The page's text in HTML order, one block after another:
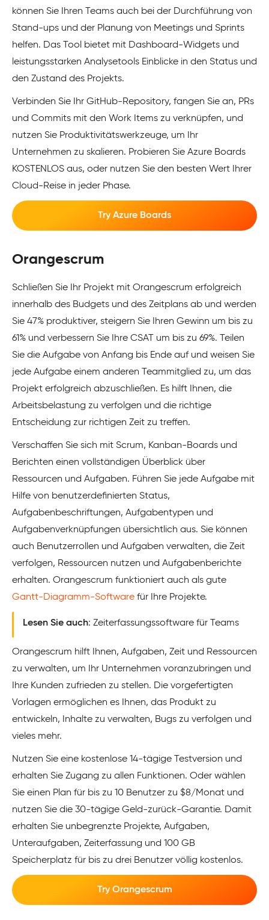
können Sie Ihren Teams auch bei der Durchführung von
Stand-ups und der Planung von Meetings und Sprints
helfen. Das Tool bietet mit Dashboard-Widgets und
leistungsstarken Analysetools Einblicke in den Status und
den Zustand des Projekts.
Verbinden Sie Ihr GitHub-Repository, fangen Sie an, PRs
und Commits mit den Work Items zu verknüpfen, und
nutzen Sie Produktivitätswerkzeuge, um Ihr
Unternehmen zu skalieren. Probieren Sie Azure Boards
KOSTENLOS aus, oder nutzen Sie den besten Wert Ihrer
Cloud-Reise in jeder Phase.
Try Azure Boards
Orangescrum
Schließen Sie Ihr Projekt mit Orangescrum erfolgreich
innerhalb des Budgets und des Zeitplans ab und werden
Sie 47% produktiver, steigern Sie Ihren Gewinn um bis zu
61% und verbessern Sie Ihre CSAT um bis zu 69%. Teilen
Sie die Aufgabe von Anfang bis Ende auf und weisen Sie
jede Aufgabe einem anderen Teammitglied zu, um das
Projekt erfolgreich abzuschließen. Es hilft Ihnen, die
Arbeitsbelastung zu verfolgen und die richtige
Entscheidung zur richtigen Zeit zu treffen.
Verschaffen Sie sich mit Scrum, Kanban-Boards und
Berichten einen vollständigen Überblick über
Ressourcen und Aufgaben. Führen Sie jede Aufgabe mit
Hilfe von benutzerdefinierten Status,
Aufgabenbeschriftungen, Aufgabentypen und
Aufgabenverknüpfungen übersichtlich aus. Sie können
auch Benutzerrollen und Aufgaben verwalten, die Zeit
verfolgen, Ressourcen nutzen und Aufgabenberichte
erhalten. Orangescrum funktioniert auch als gute
Gantt-Diagramm-Software für Ihre Projekte.
Lesen Sie auch: Zeiterfassungssoftware für Teams
Orangescrum hilft Ihnen, Aufgaben, Zeit und Ressourcen
zu verwalten, um Ihr Unternehmen voranzubringen und
Ihre Kunden zufrieden zu stellen. Die vorgefertigten
Vorlagen ermöglichen es Ihnen, das Produkt zu
entwickeln, Inhalte zu verwalten, Bugs zu verfolgen und
vieles mehr.
Nutzen Sie eine kostenlose 14-tägige Testversion und
erhalten Sie Zugang zu allen Funktionen. Oder wählen
Sie einen Plan für bis zu 10 Benutzer zu $8/Monat und
nutzen Sie die 30-tägige Geld-zurück-Garantie. Damit
erhalten Sie unbegrenzte Projekte, Aufgaben,
Unteraufgaben, Zeiterfassung und 100 GB
Speicherplatz für bis zu drei Benutzer völlig kostenlos.
Try Orangescrum